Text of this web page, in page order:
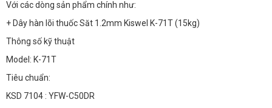
Với các dòng sản phẩm chính như:
+ Dây hàn lõi thuốc Săt 1.2mm Kiswel K-71T (15kg)
Thông số kỹ thuật
Model: K-71T
Tiêu chuẩn:
KSD 7104 : YFW-C50DR